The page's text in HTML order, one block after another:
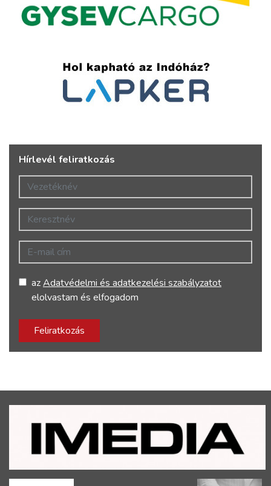
Hírlevél feliratkozás
Vezetéknév
Keresztnév
E-mail cím
azAdatvédelmi és adatkezelési szabályzatot
elolvastam és elfogadom
Feliratkozás